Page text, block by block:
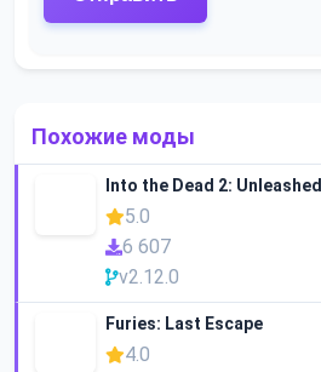
Похожие моды
Into the Dead 2: Unleashed
5.0
6 607
v2.12.0
Furies: Last Escape
4.0